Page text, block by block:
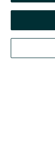
Kontynuując za